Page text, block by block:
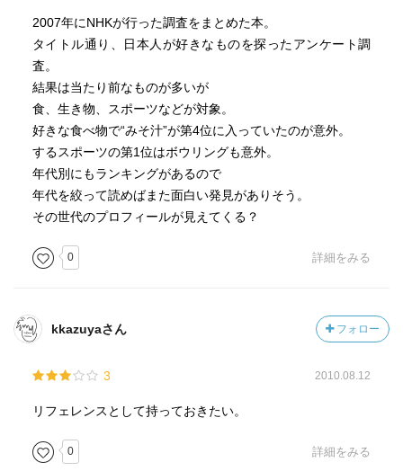
☆☆☆☆☆☆☆ メッセージ性
☆☆☆☆☆☆☆ 冒険性
☆☆☆☆☆☆☆ 読後の個人的な満足度
共感度（空振り三振・一部・参った！）
読書の速度（時間がかかった・普通・一気に読んだ）
［ 関連図書 ］
［ 参考となる書評 ］
2007年にNHKが行った調査をまとめた本。
タイトル通り、日本人が好きなものを探ったアンケート調
査。
結果は当たり前なものが多いが
食、生き物、スポーツなどが対象。
好きな食べ物で“みそ汁”が第4位に入っていたのが意外。
するスポーツの第1位はボウリングも意外。
年代別にもランキングがあるので
年代を絞って読めばまた面白い発見がありそう。
その世代のプロフィールが見えてくる？
0 詳細をみる
kkazuyaさん フォロー
3 2010.08.12
リフェレンスとして持っておきたい。
0 詳細をみる